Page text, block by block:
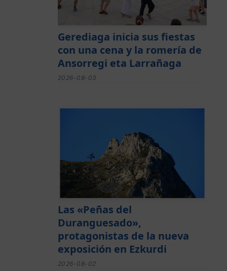
Gerediaga inicia sus fiestas
con una cena y la romería de
Ansorregi eta Larrañaga
2026-08-03
Las «Peñas del
Duranguesado»,
protagonistas de la nueva
exposición en Ezkurdi
2026-08-02